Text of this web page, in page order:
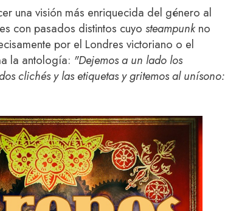
una visión más enriquecida del género al
con pasados distintos cuyo steampunkno
por el Londres victoriano o el
la antología: "Dejemos a un lado los
clichés y las etiquetas y gritemos al unísono: